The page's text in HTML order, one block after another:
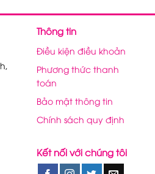
Thông tin
Điều kiện điều khoản
Phương thức thanh
toán
Bảo mật thông tin
Chính sách quy định
Kết nối với chúng tôi